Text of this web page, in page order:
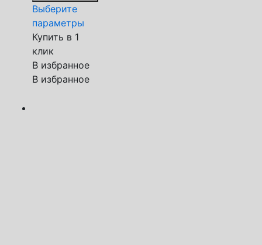
Выберите
параметры
Купить в 1
клик
В избранное
В избранное